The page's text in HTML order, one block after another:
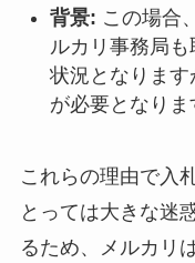
背景: この場合
ルカリ事務局
状況となりま
が必要となりま
これらの理由で入
とっては大きな迷
るため、メルカリ